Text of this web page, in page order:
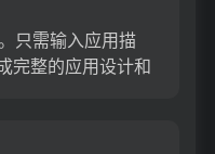
只需输入应用描
完整的应用设计和